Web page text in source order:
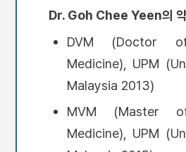
Dr. Goh Chee Yeen의
DVM (Doctor
Medicine), UPM
Malaysia 2013)
MVM (Master
Medicine), UPM